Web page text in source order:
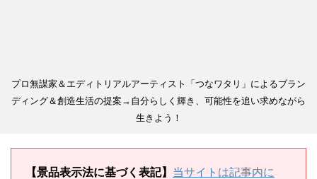
プロ無謀家＆エディトリアルアーティスト「つなワタリ」によるブラン
ディング＆創造生活の提案→自分らしく輝き、可能性を追い求めながら
生きよう！
【景品表示法に基づく表記】 当サイトは記事内に